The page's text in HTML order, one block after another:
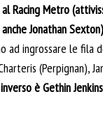
al Racing Metro
anche Jonathan
ad ingrossare le fila
(Perpignan),
è Gethin